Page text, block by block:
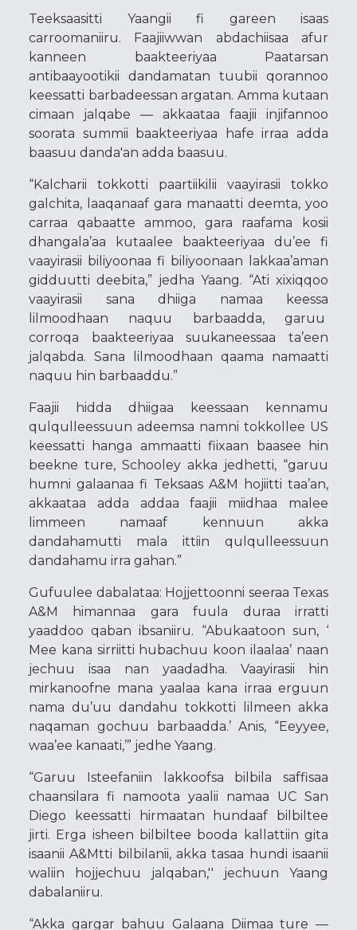
Teeksaasitti Yaangii fi gareen isaas
carroomaniiru. Faajiiwwan abdachiisaa afur
kanneen baakteeriyaa Paatarsan
antibaayootikii dandamatan tuubii qorannoo
keessatti barbadeessan argatan. Amma kutaan
cimaan jalqabe — akkaataa faajii injifannoo
soorata summii baakteeriyaa hafe irraa adda
baasuu danda'an adda baasuu.
“Kalcharii tokkotti paartiikilii vaayirasii tokko
galchita, laaqanaaf gara manaatti deemta, yoo
carraa qabaatte ammoo, gara raafama kosii
dhangala’aa kutaalee baakteeriyaa du’ee fi
vaayirasii biliyoonaa fi biliyoonaan lakkaa’aman
gidduutti deebita,” jedha Yaang. “Ati xixiqqoo
vaayirasii sana dhiiga namaa keessa
lilmoodhaan naquu barbaadda, garuu
corroqa baakteeriyaa suukaneessaa ta’een
jalqabda. Sana lilmoodhaan qaama namaatti
naquu hin barbaaddu.”
Faajii hidda dhiigaa keessaan kennamu
qulqulleessuun adeemsa namni tokkollee US
keessatti hanga ammaatti fiixaan baasee hin
beekne ture, Schooley akka jedhetti, “garuu
humni galaanaa fi Teksaas A&M hojiitti taa’an,
akkaataa adda addaa faajii miidhaa malee
limmeen namaaf kennuun akka
dandahamutti mala ittiin qulqulleessuun
dandahamu irra gahan.”
Gufuulee dabalataa: Hojjettoonni seeraa Texas
A&M himannaa gara fuula duraa irratti
yaaddoo qaban ibsaniiru. “Abukaatoon sun, ‘
Mee kana sirriitti hubachuu koon ilaalaa’ naan
jechuu isaa nan yaadadha. Vaayirasii hin
mirkanoofne mana yaalaa kana irraa erguun
nama du’uu dandahu tokkotti lilmeen akka
naqaman gochuu barbaadda.’ Anis, “Eeyyee,
waa’ee kanaati,’” jedhe Yaang.
“Garuu Isteefaniin lakkoofsa bilbila saffisaa
chaansilara fi namoota yaalii namaa UC San
Diego keessatti hirmaatan hundaaf bilbiltee
jirti. Erga isheen bilbiltee booda kallattiin gita
isaanii A&Mtti bilbilanii, akka tasaa hundi isaanii
waliin hojjechuu jalqaban,'' jechuun Yaang
dabalaniiru.
“Akka gargar bahuu Galaana Diimaa ture —